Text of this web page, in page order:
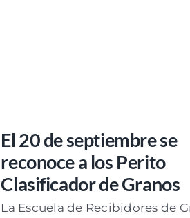
El 20 de septiembre se
reconoce a los Perito
Clasificador de Granos
La Escuela de Recibidores de